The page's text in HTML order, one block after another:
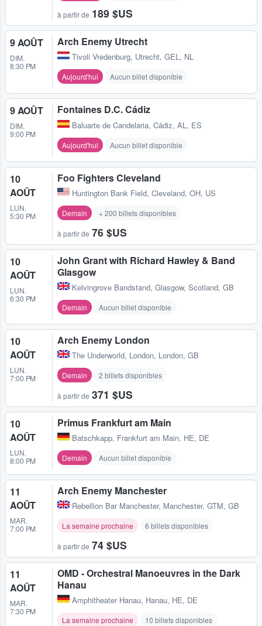
à partir de 189 $US
9 AOÛT
DIM.
8:30 PM
Arch Enemy Utrecht
Tivoli Vredenburg, Utrecht, GEL, NL
Aujourd'hui Aucun billet disponible
9 AOÛT
DIM.
9:00 PM
Fontaines D.C. Cádiz
Baluarte de Candelaria, Cádiz, AL, ES
Aujourd'hui Aucun billet disponible
10
AOÛT
LUN.
5:30 PM
Foo Fighters Cleveland
Huntington Bank Field, Cleveland, OH, US
Demain + 200 billets disponibles
à partir de 76 $US
10
AOÛT
LUN.
6:30 PM
John Grant with Richard Hawley & Band
Glasgow
Kelvingrove Bandstand, Glasgow, Scotland, GB
Demain Aucun billet disponible
10
AOÛT
LUN.
7:00 PM
Arch Enemy London
The Underworld, London, London, GB
Demain 2 billets disponibles
à partir de 371 $US
10
AOÛT
LUN.
8:00 PM
Primus Frankfurt am Main
Batschkapp, Frankfurt am Main, HE, DE
Demain Aucun billet disponible
11
AOÛT
MAR.
7:00 PM
Arch Enemy Manchester
Rebellion Bar Manchester, Manchester, GTM, GB
La semaine prochaine 6 billets disponibles
à partir de 74 $US
11
AOÛT
MAR.
7:30 PM
OMD - Orchestral Manoeuvres in the Dark
Hanau
Amphitheater Hanau, Hanau, HE, DE
La semaine prochaine 10 billets disponibles